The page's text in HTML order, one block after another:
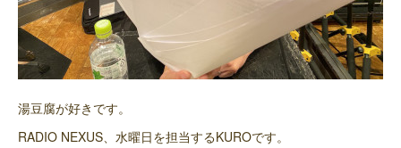
湯豆腐が好きです。
RADIO NEXUS、水曜日を担当するKUROです。